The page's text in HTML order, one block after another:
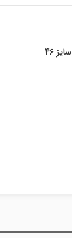
سایز 46